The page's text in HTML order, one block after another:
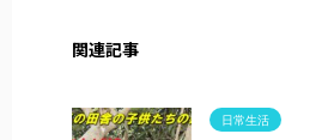
関連記事
日常生活